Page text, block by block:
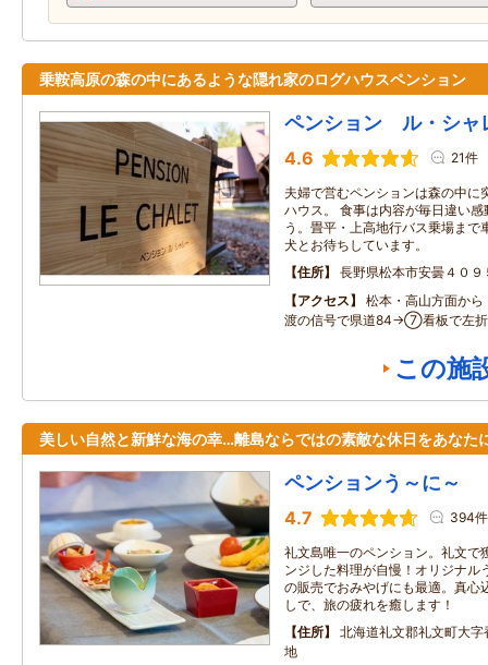
乗鞍高原の森の中にあるような隠れ家のログハウスペンション
ペンション ル・シャ
4.6 21件
夫婦で営むペンションは森の中に
ハウス。 食事は内容が毎日違い
う。畳平・上高地行バス乗場まで
犬とお待ちしています。
住所
長野県松本市安曇４０９
アクセス
松本・高山方面か
渡の信号で県道84→⑦看板で左折
この施
美しい自然と新鮮な海の幸…離島ならではの素敵な休日をあなた
ペンションう～に～
4.7 394件
礼文島唯一のペンション。礼文で
ンジした料理が自慢！オリジナル
の販売でおみやげにも最適。真心
しで、旅の疲れを癒します！
住所
北海道礼文郡礼文町大
地